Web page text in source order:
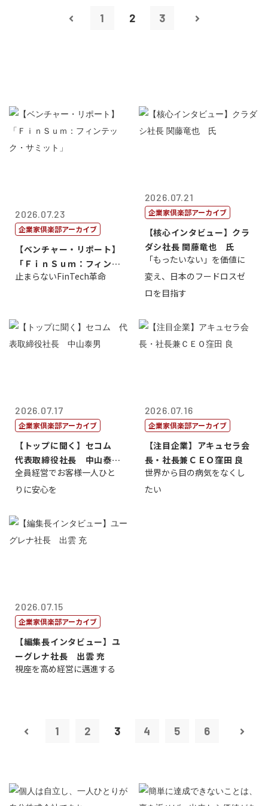
1 2 3
2026.07.23
企業家倶楽部アーカイブ
【ベンチャー・リポート】
「ＦｉｎＳｕｍ：フィンテ
ック・サミッ...
止まらないFinTech革命
2026.07.21
企業家倶楽部アーカイブ
【核心インタビュー】クラ
ダシ社長 関藤竜也 氏
「もったいない」を価値に
変え、日本のフードロスゼ
ロを目指す
2026.07.17
企業家倶楽部アーカイブ
【トップに聞く】セコム
代表取締役社長 中山泰
男
全員経営でお客様一人ひと
りに安心を
2026.07.16
企業家倶楽部アーカイブ
【注目企業】アキュセラ会
長・社長兼ＣＥＯ窪田 良
世界から目の病気をなくし
たい
2026.07.15
企業家倶楽部アーカイブ
【編集長インタビュー】ユ
ーグレナ社長 出雲 充
視座を高め経営に邁進する
1 2 3 4 5 6